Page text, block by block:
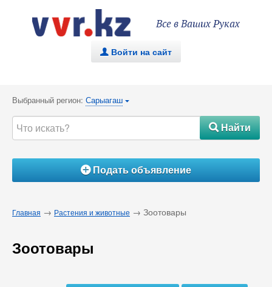
Все в Ваших Руках
. Войти на сайт
Выбранный регион: Сарыагаш {
#Найти
ÁПодать объявление
Главная → Растения и животные → Зоотовары
Зоотовары